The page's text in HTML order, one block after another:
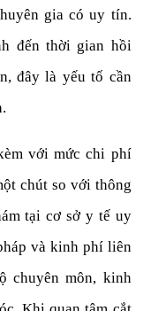
gia có uy tín.
đến thời gian hồi
đây là yếu tố cần
với mức chi phí
chút so với thông
tại cơ sở y tế uy
và kinh phí liên
chuyên môn, kinh